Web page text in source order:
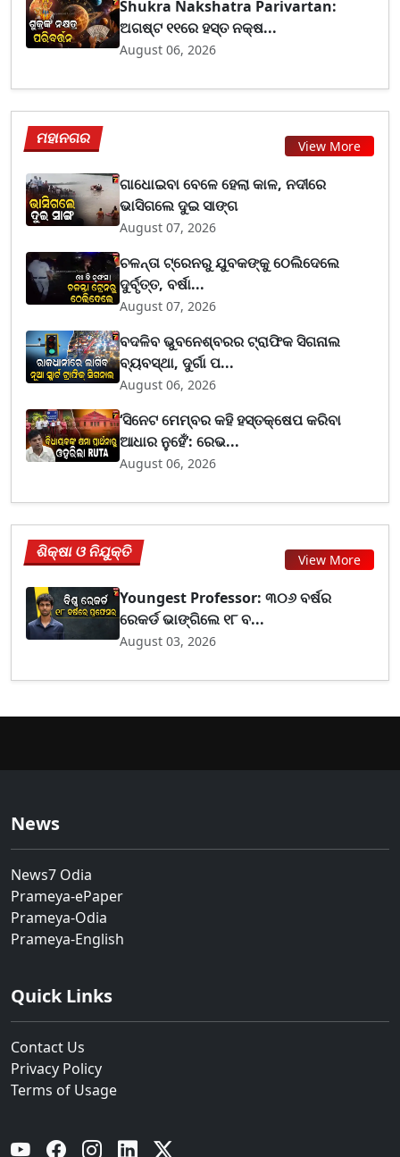
Shukra Nakshatra Parivartan:
ଅଗଷ୍ଟ ୧୧ରେ ହସ୍ତ ନକ୍ଷ...
August 06, 2026
ମହାନଗର View More
ଗାଧୋଇବା ବେଳେ ହେଲା କାଳ, ନଦୀରେ
ଭାସିଗଲେ ଦୁଇ ସାଙ୍ଗ
August 07, 2026
ଚଳନ୍ତା ଟ୍ରେନରୁ ଯୁବକଙ୍କୁ ଠେଲିଦେଲେ
ଦୁର୍ବୃତ୍ତ, ବର୍ଷା...
August 07, 2026
ବଦଳିବ ଭୁବନେଶ୍ବରର ଟ୍ରାଫିକ ସିଗନାଲ
ବ୍ୟବସ୍ଥା, ଦୁର୍ଗା ପ...
August 06, 2026
‘ସିନେଟ ମେମ୍ବର କହି ହସ୍ତକ୍ଷେପ କରିବା
ଆଧାର ନୁହେଁ’: ରେଭ...
August 06, 2026
ଶିକ୍ଷା ଓ ନିଯୁକ୍ତି View More
Youngest Professor: ୩୦୬ ବର୍ଷର
ରେକର୍ଡ ଭାଙ୍ଗିଲେ ୧୮ ବ...
August 03, 2026
News
News7 Odia
Prameya-ePaper
Prameya-Odia
Prameya-English
Quick Links
Contact Us
Privacy Policy
Terms of Usage
YouTube Facebook Instagram Linkedin